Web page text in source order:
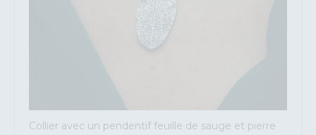
Collier avec un pendentif feuille de sauge et pierre